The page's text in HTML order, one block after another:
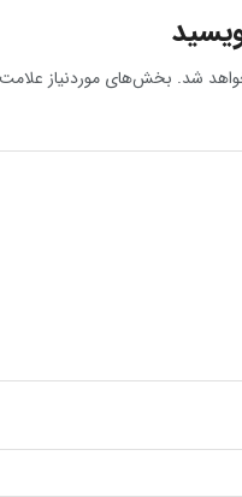
شد. بخش‌های موردنیاز